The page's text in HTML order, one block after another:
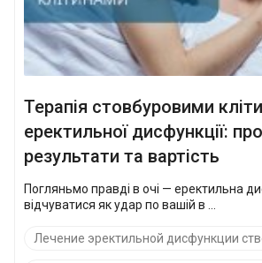
Терапія стовбуровими
еректильної дисфункції:
результати та вартість
Погляньмо правді в очі — еректильна
відчуватися як удар по вашій в ...